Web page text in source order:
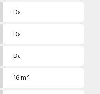
Da
Da
Da
16 m²